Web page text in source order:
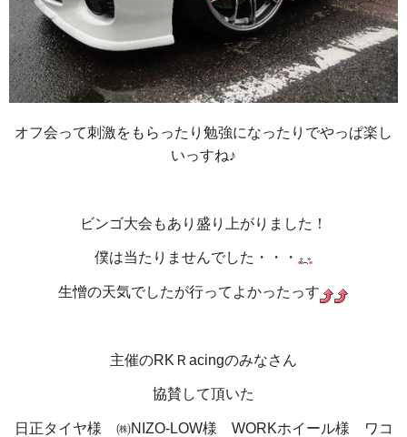
オフ会って刺激をもらったり勉強になったりでやっぱ楽し
いっすね♪
ビンゴ大会もあり盛り上がりました！
僕は当たりませんでした・・・
生憎の天気でしたが行ってよかったっす
主催のRKＲacingのみなさん
協賛して頂いた
日正タイヤ様 ㈱NIZO-LOW様 WORKホイール様 ワコ